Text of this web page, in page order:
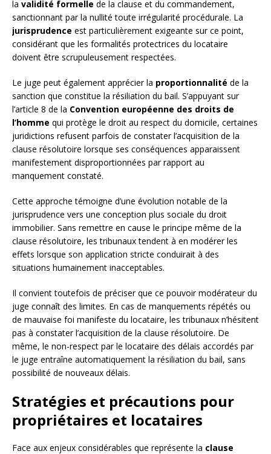
la validité formelle de la clause et du commandement,
sanctionnant par la nullité toute irrégularité procédurale. La
jurisprudence est particulièrement exigeante sur ce point,
considérant que les formalités protectrices du locataire
doivent être scrupuleusement respectées.
Le juge peut également apprécier la proportionnalité de la
sanction que constitue la résiliation du bail. S’appuyant sur
l’article 8 de la Convention européenne des droits de
l’homme qui protège le droit au respect du domicile, certaines
juridictions refusent parfois de constater l’acquisition de la
clause résolutoire lorsque ses conséquences apparaissent
manifestement disproportionnées par rapport au
manquement constaté.
Cette approche témoigne d’une évolution notable de la
jurisprudence vers une conception plus sociale du droit
immobilier. Sans remettre en cause le principe même de la
clause résolutoire, les tribunaux tendent à en modérer les
effets lorsque son application stricte conduirait à des
situations humainement inacceptables.
Il convient toutefois de préciser que ce pouvoir modérateur du
juge connaît des limites. En cas de manquements répétés ou
de mauvaise foi manifeste du locataire, les tribunaux n’hésitent
pas à constater l’acquisition de la clause résolutoire. De
même, le non-respect par le locataire des délais accordés par
le juge entraîne automatiquement la résiliation du bail, sans
possibilité de nouveaux délais.
Stratégies et précautions pour
propriétaires et locataires
Face aux enjeux considérables que représente la clause